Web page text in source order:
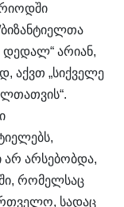
დედალ“ არიან,
აქვთ „სიქველე
არ არსებობდა,
რომელსაც
სადაც